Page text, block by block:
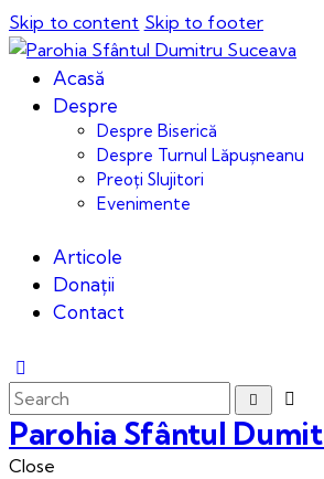
Skip to content Skip to footer
Acasă
Despre
Despre Biserică
Despre Turnul Lăpușneanu
Preoți Slujitori
Evenimente
Articole
Donații
Contact
Parohia Sfântul
Close